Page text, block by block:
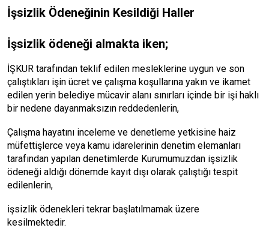
İşsizlik Ödeneğinin Kesildiği Haller
İşsizlik ödeneği almakta iken;
İŞKUR tarafından teklif edilen mesleklerine uygun ve son
çalıştıkları işin ücret ve çalışma koşullarına yakın ve ikamet
edilen yerin belediye mücavir alanı sınırları içinde bir işi haklı
bir nedene dayanmaksızın reddedenlerin,
Çalışma hayatını inceleme ve denetleme yetkisine haiz
müfettişlerce veya kamu idarelerinin denetim elemanları
tarafından yapılan denetimlerde Kurumumuzdan işsizlik
ödeneği aldığı dönemde kayıt dışı olarak çalıştığı tespit
edilenlerin,
işsizlik ödenekleri tekrar başlatılmamak üzere
kesilmektedir.